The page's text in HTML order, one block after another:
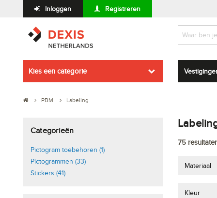
Inloggen Registreren
Kies een categorie
PBM Labeling
Categorieën
Pictogram toebehoren (1)
Pictogrammen (33)
Stickers (41)
75
Materiaal
Kleur